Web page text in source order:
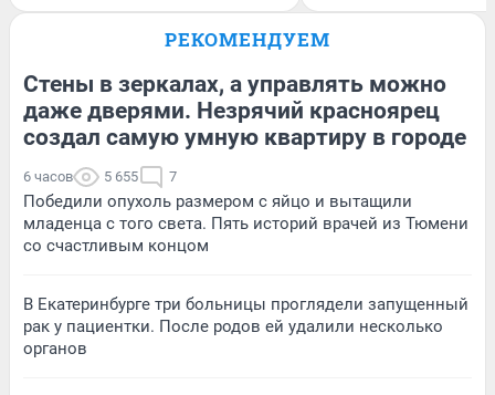
РЕКОМЕНДУЕМ
Стены в зеркалах, а управлять можно
даже дверями. Незрячий красноярец
создал самую умную квартиру в городе
6 часов 5 655 7
Победили опухоль размером с яйцо и вытащили
младенца с того света. Пять историй врачей из Тюмени
со счастливым концом
В Екатеринбурге три больницы проглядели запущенный
рак у пациентки. После родов ей удалили несколько
органов